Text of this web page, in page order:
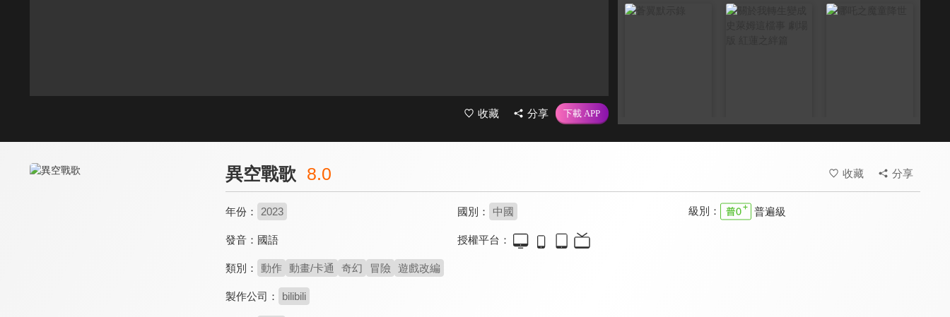
收藏 分享
異空戰歌 8.0 收藏 分享
年份： 2023 國別： 中國 級別： 普遍級
發音： 國語 授權平台：
類別： 動作 動畫/卡通 奇幻 冒險 遊戲改編
製作公司： bilibili